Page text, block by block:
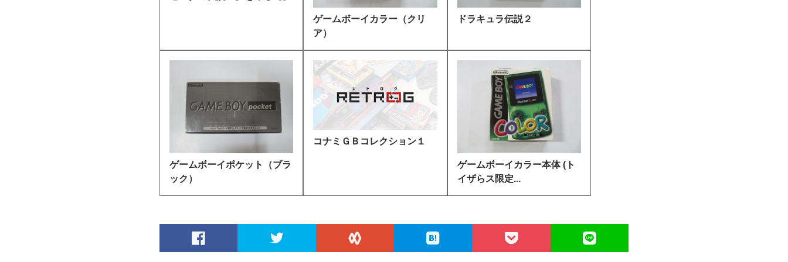
ゲームボーイカラー（クリ
ア）
ドラキュラ伝説２
ゲームボーイポケット（ブラ
ック）
コナミＧＢコレクション１
ゲームボーイカラー本体 (ト
イザらス限定...